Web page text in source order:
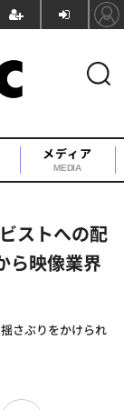
メディア
MEDIA
ストへの配
ら映像業界
さぶりをかけられ